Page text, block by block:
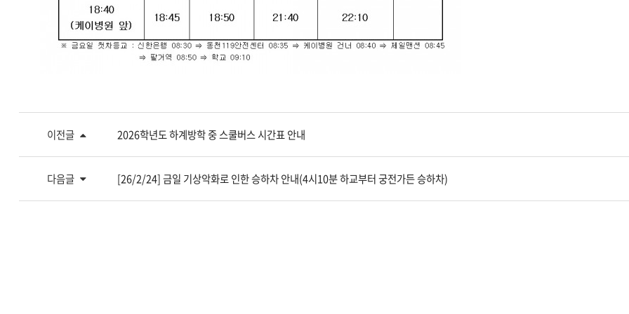
이전글 2026학년도 하계방학 중 스쿨버스 시간표 안내
다음글 [26/2/24] 금일 기상악화로 인한 승하차 안내(4시10분 하교부터 궁전가든 승하차)